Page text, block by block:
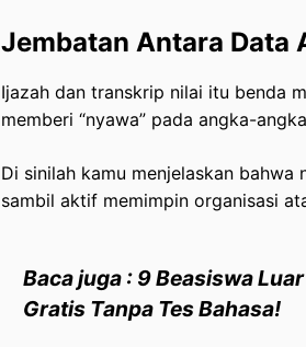
Jembatan Antara Data
Ijazah dan transkrip nilai itu benda
memberi “nyawa” pada angka-
Di sinilah kamu menjelaskan
sambil aktif memimpin organisasi
Baca juga : 9 Beasiswa
Gratis Tanpa Tes Bahasa!